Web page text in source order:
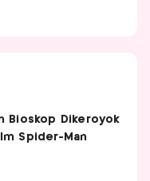
Bioskop Dikeroyok
Spider-Man